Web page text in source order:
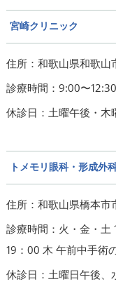
宮崎クリニック
住所：和歌山県和歌山
診療時間：9:00〜
休診日：土曜午後・木
トメモリ眼科・形成外
住所：和歌山県橋本市
診療時間：火・金・土
19：00 木 午前中手
休診日：土曜日午後、